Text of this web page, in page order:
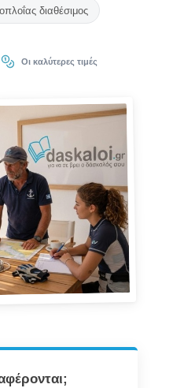
διαθέσιμος
Οι καλύτερες τιμές